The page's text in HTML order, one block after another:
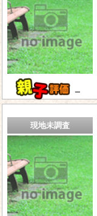
－
現地未調査